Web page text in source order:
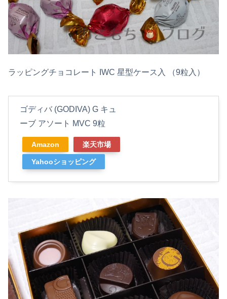
ラッピングチョコレート IWC 星型ケース入 （9粒入）
ゴディバ (GODIVA) G キュ
ーブ アソート MVC 9粒
Amazon 楽天市場
Yahooショッピング